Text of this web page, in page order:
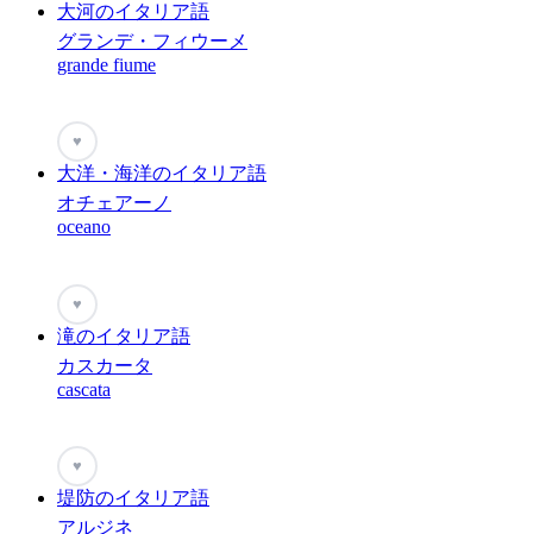
大河のイタリア語
グランデ・フィウーメ
grande fiume
♥
大洋・海洋のイタリア語
オチェアーノ
oceano
♥
滝のイタリア語
カスカータ
cascata
♥
堤防のイタリア語
アルジネ